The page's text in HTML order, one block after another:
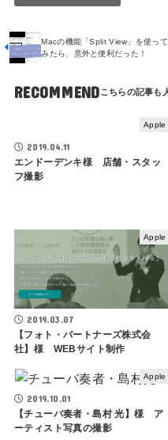
Macの機能「Split View」を使って
みたら、意外と便利だった！
RECOMMEND
Apple
2019.04.11
エンドーデンキ様 店舗・スタッ
フ撮影
Apple
2019.03.07
【フォト・パートナーズ株式会
社】様 WEBサイト制作
Apple
2019.10.01
【チューバ奏者・島村 光】様 ア
ーティスト写真の撮影